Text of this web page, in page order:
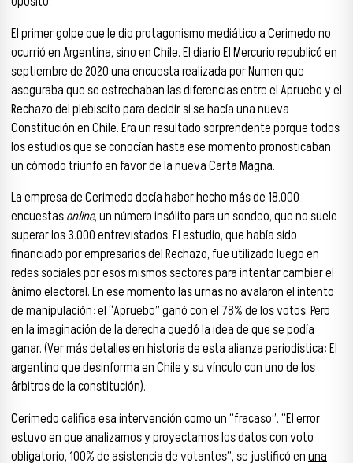
El primer golpe que le dio protagonismo mediático a Cerimedo no
ocurrió en Argentina, sino en Chile. El diario El Mercurio republicó en
septiembre de 2020 una encuesta realizada por Numen que
aseguraba que se estrechaban las diferencias entre el Apruebo y el
Rechazo del plebiscito para decidir si se hacía una nueva
Constitución en Chile. Era un resultado sorprendente porque todos
los estudios que se conocían hasta ese momento pronosticaban
un cómodo triunfo en favor de la nueva Carta Magna.
La empresa de Cerimedo decía haber hecho más de 18.000
encuestasonline, un número insólito para un sondeo, que no suele
superar los 3.000 entrevistados. El estudio, que había sido
financiado por empresarios del Rechazo, fue utilizado luego en
redes sociales por esos mismos sectores para intentar cambiar el
ánimo electoral. En ese momento las urnas no avalaron el intento
de manipulación: el “Apruebo” ganó con el 78% de los votos. Pero
en la imaginación de la derecha quedó la idea de que se podía
ganar. (Ver más detalles en historia de esta alianza periodística: El
argentino que desinforma en Chile y su vínculo con uno de los
árbitros de la constitución).
Cerimedo califica esa intervención como un “fracaso”. “El error
estuvo en que analizamos y proyectamos los datos con voto
obligatorio, 100% de asistencia de votantes”, se justificó enuna